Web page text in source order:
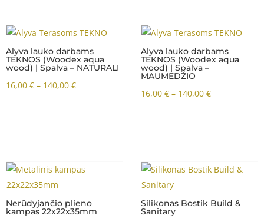
product
has
multiple
variants.
on
the
product
Alyva lauko darbams
TEKNOS (Woodex aqua
wood) | Spalva – NATŪRALI
16,00 € – 140,00 €Price
product
has
multiple
variants.
The
on
the
product
Alyva lauko darbams
TEKNOS (Woodex aqua
wood) | Spalva –
MAUMEDŽIO
16,00 € – 140,00 €Price
Nerūdyjančio plieno
kampas 22x22x35mm
Silikonas Bostik Build &
Sanitary